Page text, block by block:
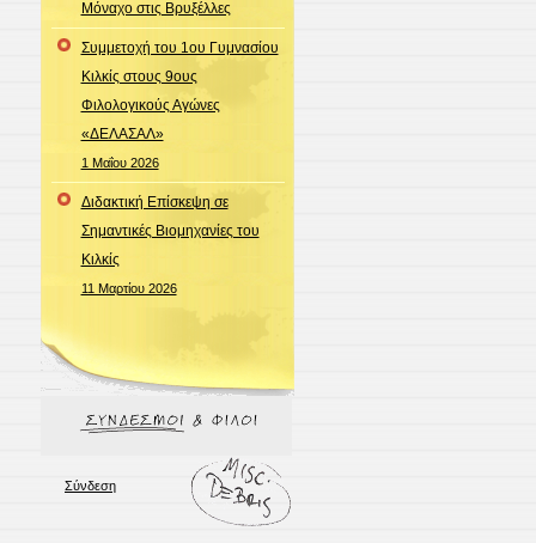
Μόναχο στις Βρυξέλλες
Συμμετοχή του 1ου Γυμνασίου
Κιλκίς στους 9ους
Φιλολογικούς Αγώνες
«ΔΕΛΑΣΑΛ»
1 Μαΐου 2026
Διδακτική Επίσκεψη σε
Σημαντικές Βιομηχανίες του
Κιλκίς
11 Μαρτίου 2026
Σύνδεση